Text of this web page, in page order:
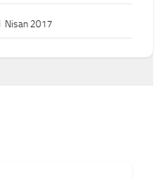
Nisan 2017